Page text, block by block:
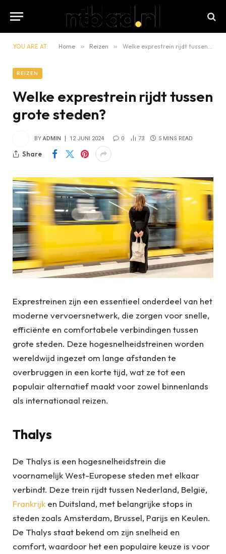
YOU ARE AT: Home » Reizen » Welke exprestrein rijdt tussen grote steden?
REIZEN
Welke exprestrein rijdt tussen
grote steden?
BY ADMIN 12 JUNI 2024 0 73 5 MINS READ
Share
Exprestreinen zijn een essentieel onderdeel van het
moderne vervoersnetwerk, die zorgen voor snelle,
efficiënte en comfortabele verbindingen tussen
grote steden. Deze hogesnelheidstreinen worden
wereldwijd ingezet om lange afstanden te
overbruggen in een korte tijd, wat ze tot een
populair alternatief maakt voor zowel binnenlands
als internationaal reizen.
Thalys
De Thalys is een hogesnelheidstrein die
voornamelijk West-Europese steden met elkaar
verbindt. Deze trein rijdt tussen Nederland, België,
Frankrijk en Duitsland, met belangrijke stops in
steden zoals Amsterdam, Brussel, Parijs en Keulen.
De Thalys staat bekend om zijn snelheid en
comfort, waardoor het een populaire keuze is voor